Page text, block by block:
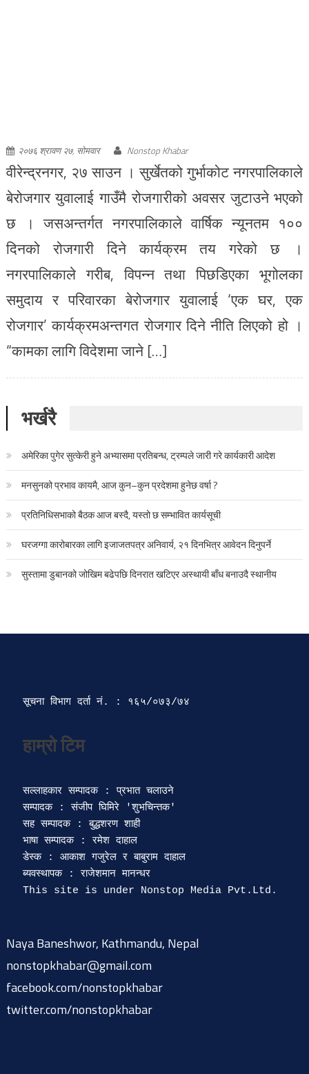
२०७६ श्रावण २७, सोमवार Nonstop Khabar
वीरेन्द्रनगर, २७ साउन । सुर्खेतको गुर्भाकोट नगरपालिकाले
बेरोजगार युवालाई गाउँमै रोजगारीको अवसर जुटाउने भएको
छ । जसअन्तर्गत नगरपालिकाले वार्षिक न्यूनतम १००
दिनको रोजगारी दिने कार्यक्रम तय गरेको छ ।
नगरपालिकाले गरीब, विपन्न तथा पिछडिएका भूगोलका
समुदाय र परिवारका बेरोजगार युवालाई ‘एक घर, एक
रोजगार’ कार्यक्रमअन्तगत रोजगार दिने नीति लिएको हो ।
“कामका लागि विदेशमा जाने […]
भर्खरै
अमेरिका पुगेर सुत्केरी हुने अभ्यासमा प्रतिबन्ध, ट्रम्पले जारी गरे कार्यकारी आदेश
मनसुनको प्रभाव कायमै, आज कुन–कुन प्रदेशमा हुनेछ वर्षा ?
प्रतिनिधिसभाको बैठक आज बस्दै, यस्तो छ सम्भावित कार्यसूची
घरजग्गा कारोबारका लागि इजाजतपत्र अनिवार्य, २१ दिनभित्र आवेदन दिनुपर्ने
सुस्तामा डुबानको जोखिम बढेपछि दिनरात खटिएर अस्थायी बाँध बनाउदै स्थानीय
सूचना विभाग दर्ता‍ नं. : १६५/०७३/७४
हाम्रो टिम
सल्लाहकार सम्पादक : प्रभात चलाउने
सम्पादक : संजीप घिमिरे 'शुभचिन्तक'
सह सम्पादक : बुद्धशरण शाही
भाषा सम्पादक : रमेश दाहाल
डेस्क : आकाश गजुरेल र बाबुराम दाहाल
ब्यवस्थापक : राजेशमान मानन्धर
Naya Baneshwor, Kathmandu, Nepal
nonstopkhabar@gmail.com
facebook.com/nonstopkhabar
twitter.com/nonstopkhabar